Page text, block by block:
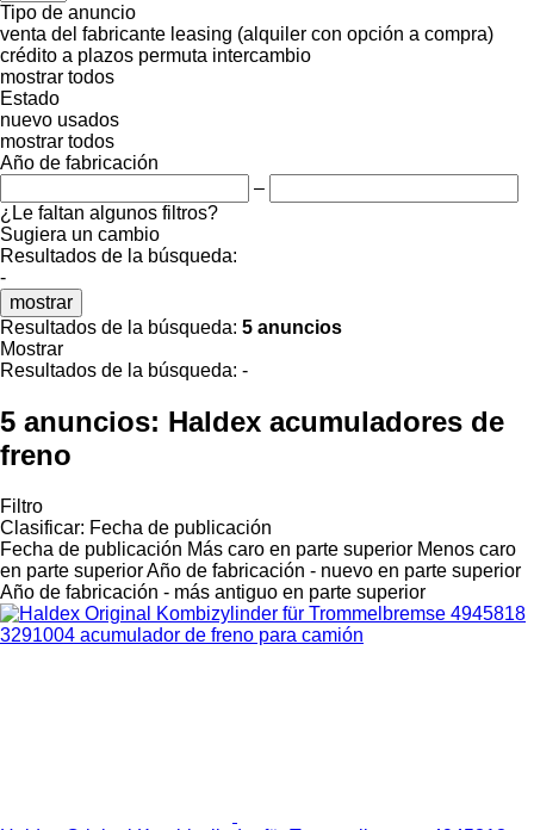
Tipo de anuncio
venta del fabricante leasing (alquiler con opción a compra)
crédito a plazos permuta intercambio
mostrar todos
Estado
nuevo usados
mostrar todos
Año de fabricación
–
¿Le faltan algunos filtros?
Sugiera un cambio
Resultados de la búsqueda:
-
mostrar
Resultados de la búsqueda: 5 anuncios
Mostrar
Resultados de la búsqueda: -
5 anuncios: Haldex acumuladores de
freno
Filtro
Clasificar: Fecha de publicación
Fecha de publicación Más caro en parte superior Menos caro
en parte superiorAño de fabricación - nuevo en parte superior
Año de fabricación - más antiguo en parte superior